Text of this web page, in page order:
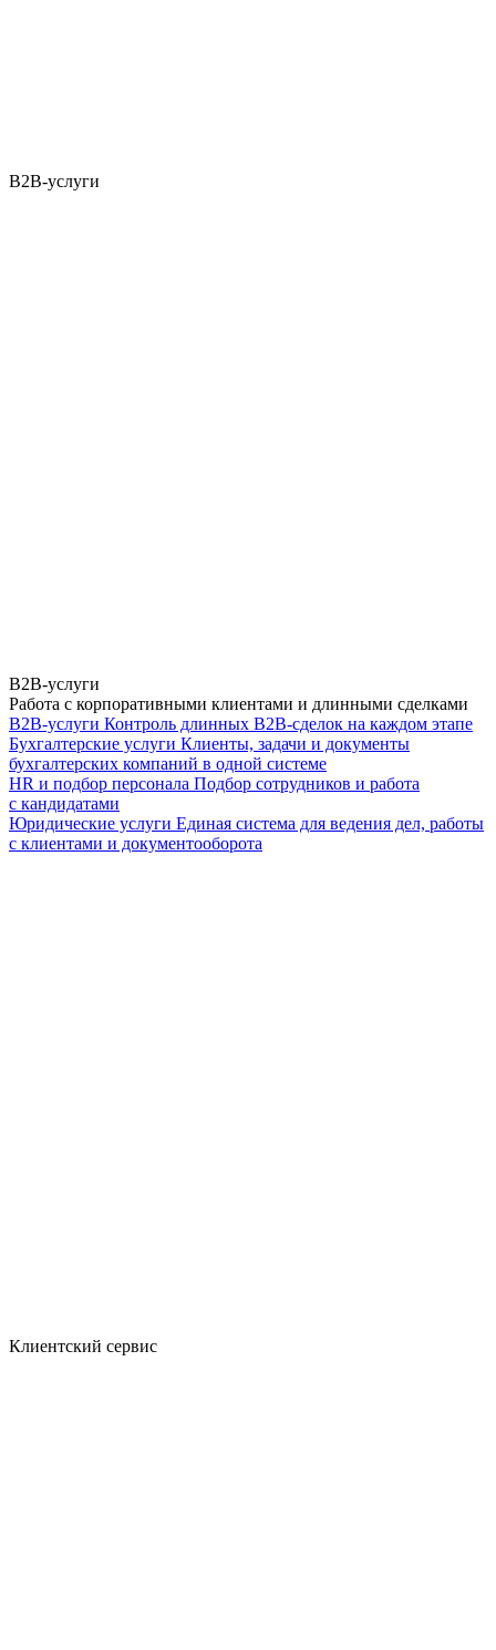
B2B-услуги
B2B-услуги
Работа с корпоративными клиентами и длинными сделками
B2B-услуги Контроль длинных B2B-сделок на каждом этапе
Бухгалтерские услуги Клиенты, задачи и документы
бухгалтерских компаний в одной системе
HR и подбор персонала Подбор сотрудников и работа
с кандидатами
Юридические услуги Единая система для ведения дел, работы
с клиентами и документооборота
Клиентский сервис